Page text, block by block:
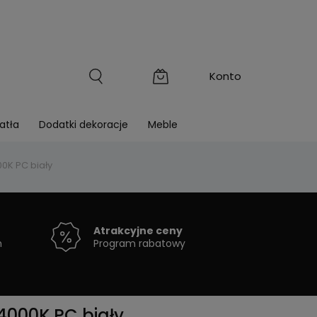
Dodatki dekoracje Meble
PC biały
Atrakcyjne ceny
Program rabatowy